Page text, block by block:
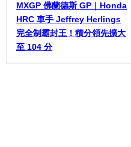
MXGP 佛蘭德斯 GP｜Honda
HRC 車手 Jeffrey Herlings
完全制霸封王！積分領先擴大
至 104 分